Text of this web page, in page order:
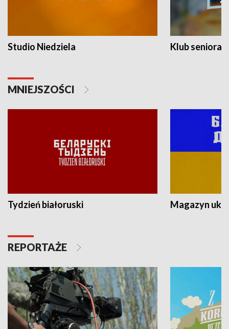
Studio Niedziela Klub seniora
MNIEJSZOŚCI
Tydzień białoruski Magazyn
REPORTAŻE